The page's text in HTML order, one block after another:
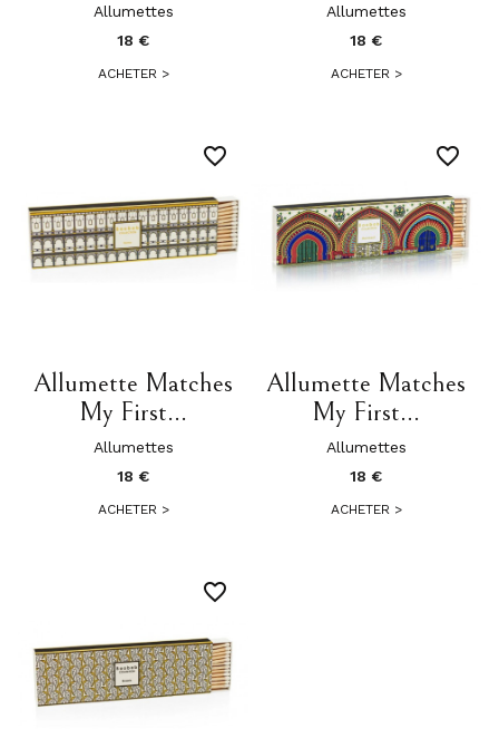
Allumettes
18 €
ACHETER >
Allumettes
18 €
ACHETER >
Allumette Matches
My First...
Allumettes
18 €
ACHETER >
favorite_border
Allumette Matches
My First...
Allumettes
18 €
ACHETER >
favorite_border
favorite_border